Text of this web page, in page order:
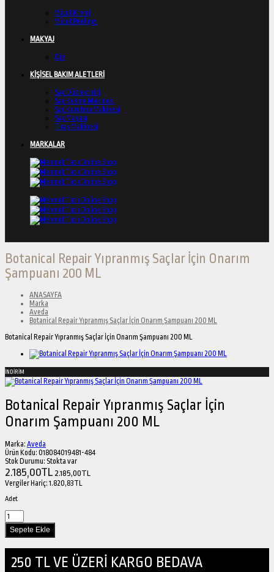
Vücut Kremi
Vücut Peelingi
MAKYAJ
Oje
KİŞİSEL BAKIM ALETLERİ
Saç Düzleştirici
Saç Kesme Makinesi
Saç Kurutma Makinesi
Saç Maşası
Tıraş Makinesi
MARKALAR
Botanical Repair Yıpranmış Saçlar İçin Onarım
Şampuanı 200 ML
ANASAYFA
Marka
Aveda
Botanical Repair Yıpranmış Saçlar İçin Onarım Şampuanı 200 ML
Botanical Repair Yıpranmış Saçlar İçin Onarım Şampuanı 200 ML
İNDİRİM
Botanical Repair Yıpranmış Saçlar İçin
Onarım Şampuanı 200 ML
Marka: Aveda
Ürün Kodu: 018084019481-484
Stok Durumu: Stokta var
2.185,00TL 2.185,00TL
Vergiler Hariç: 1.820,83TL
Adet
250 TL VE ÜZERİ KARGO BEDAVA